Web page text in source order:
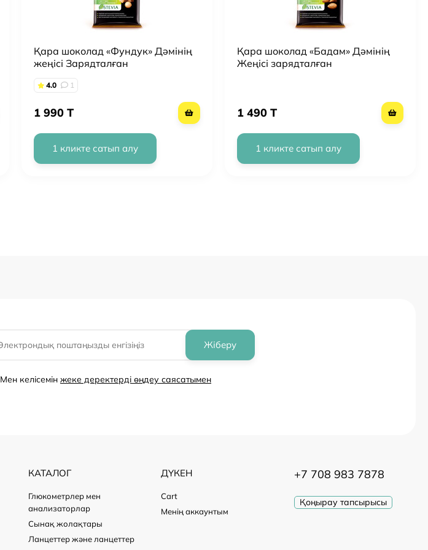
Қара шоколад «Фундук» Дәмінің
жеңісі Зарядталған
4.0 1
1 990 T
1 кликте сатып алу
Қара шоколад «Бадам» Дәмінің
Жеңісі зарядталған
1 490 T
1 кликте сатып алу
Жіберу
Мен келісемін жеке деректерді өңдеу саясатымен
КАТАЛОГ
Глюкометрлер мен
анализаторлар
Сынақ жолақтары
Ланцеттер және ланцеттер
ДҮКЕН
Cart
Менің аккаунтым
+7 708 983 7878
Қоңырау тапсырысы